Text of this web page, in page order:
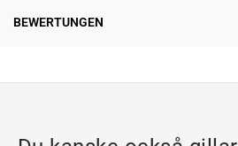
BEWERTUNGEN